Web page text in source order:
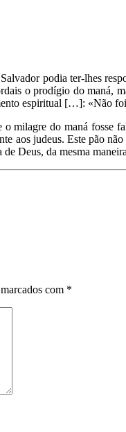
podia ter-lhes
o prodígio do maná,
espiritual […]: «Não
o milagre do maná
aos judeus. Este pão
Deus, da mesma
com *